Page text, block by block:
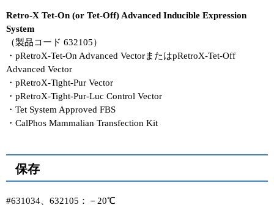
Retro-X Tet-On (or Tet-Off) Advanced Inducible Expression
System
（製品コード 632105）
・pRetroX-Tet-On Advanced VectorまたはpRetroX-Tet-Off
Advanced Vector
・pRetroX-Tight-Pur Vector
・pRetroX-Tight-Pur-Luc Control Vector
・Tet System Approved FBS
・CalPhos Mammalian Transfection Kit
保存
#631034、632105：－20℃